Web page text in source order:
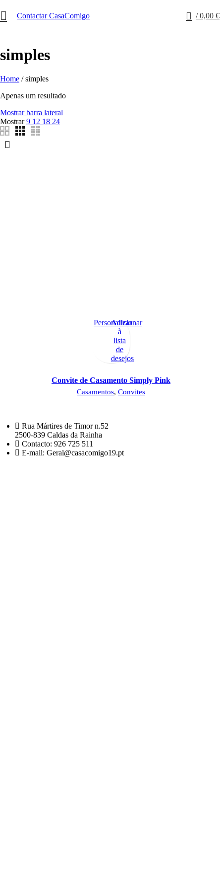
Contactar CasaComigo / 0,00 €
simples
Home /simples
Apenas um resultado
Mostrar barra lateral
Mostrar9 12 18 24
Personalizar
Adicionar
à
lista
de
desejos
Convite de Casamento Simply Pink
Casamentos, Convites
Rua Mártires de Timor n.52
2500-839 Caldas da Rainha
Contacto: 926 725 511
E-mail: Geral@casacomigo19.pt